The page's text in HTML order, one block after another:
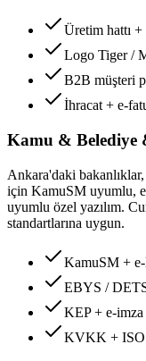
Üretim hattı
Logo Tiger /
B2B müşteri
İhracat + e-
Kamu & Belediye
Ankara'daki
için KamuSM uyumlu,
uyumlu özel yazılım.
standartlarına uygun.
KamuSM +
EBYS /
KEP + e-imza
KVKK + ISO